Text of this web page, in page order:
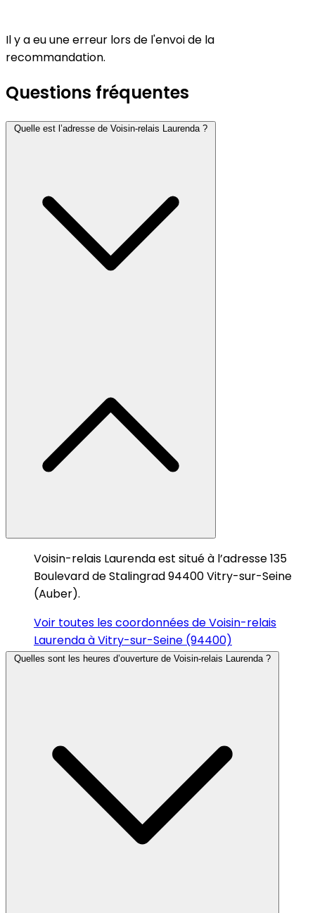
Il y a eu une erreur lors de l'envoi de la
recommandation.
Questions fréquentes
Quelle est l’adresse de Voisin-relais Laurenda ?
Voisin-relais Laurenda est situé à l’adresse 135
Boulevard de Stalingrad 94400 Vitry-sur-Seine
(Auber).
Voir toutes les coordonnées de Voisin-relais
Laurenda à Vitry-sur-Seine (94400)
Quelles sont les heures d’ouverture de Voisin-relais Laurenda ?